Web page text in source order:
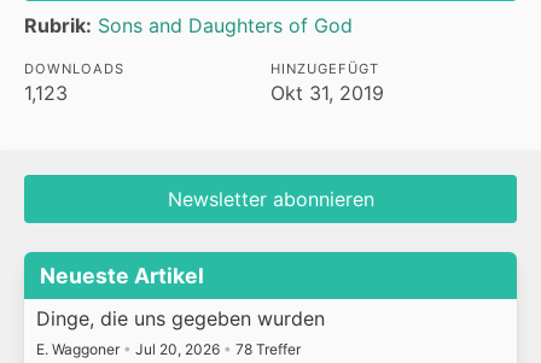
Rubrik: Sons and Daughters of God
DOWNLOADS
1,123
HINZUGEFÜGT
Okt 31, 2019
Newsletter abonnieren
Neueste Artikel
Dinge, die uns gegeben wurden
E. Waggoner • Jul 20, 2026 • 78 Treffer